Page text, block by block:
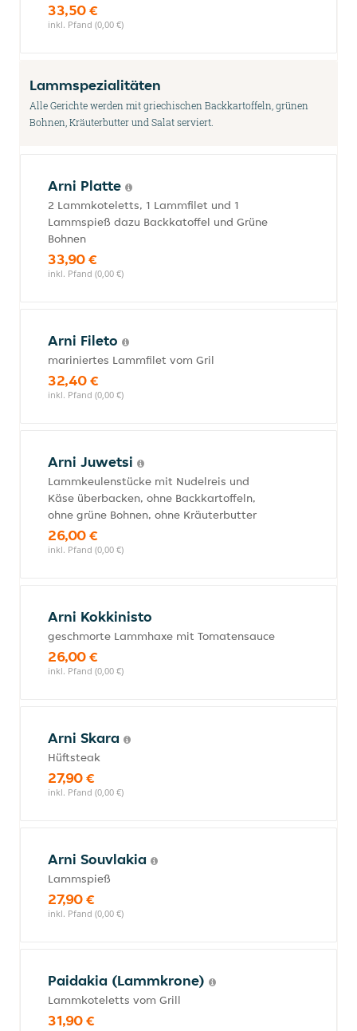
33,50 €
inkl. Pfand (0,00 €)
Lammspezialitäten
Alle Gerichte werden mit griechischen Backkartoffeln, grünen
Bohnen, Kräuterbutter und Salat serviert.
Arni Platte
2 Lammkoteletts, 1 Lammfilet und 1
Lammspieß dazu Backkatoffel und Grüne
Bohnen
33,90 €
inkl. Pfand (0,00 €)
Arni Fileto
mariniertes Lammfilet vom Gril
32,40 €
inkl. Pfand (0,00 €)
Arni Juwetsi
Lammkeulenstücke mit Nudelreis und
Käse überbacken, ohne Backkartoffeln,
ohne grüne Bohnen, ohne Kräuterbutter
26,00 €
inkl. Pfand (0,00 €)
Arni Kokkinisto
geschmorte Lammhaxe mit Tomatensauce
26,00 €
inkl. Pfand (0,00 €)
Arni Skara
Hüftsteak
27,90 €
inkl. Pfand (0,00 €)
Arni Souvlakia
Lammspieß
27,90 €
inkl. Pfand (0,00 €)
Paidakia (Lammkrone)
Lammkoteletts vom Grill
31,90 €